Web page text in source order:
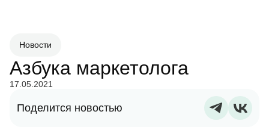
Новости
Азбука маркетолога
17.05.2021
Поделится новостью